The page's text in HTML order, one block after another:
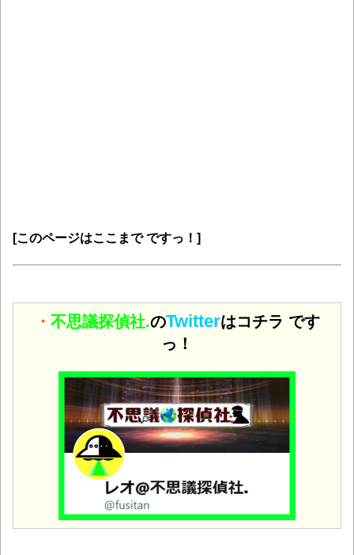
[このページはここまで ですっ！]
・ 不思議探偵社.のTwitterはコチラ です
っ！